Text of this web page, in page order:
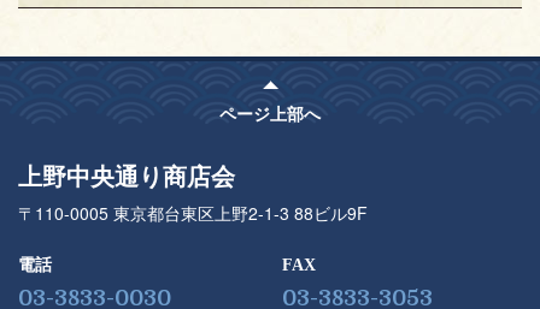
ページ上部へ
上野中央通り商店会
〒110-0005 東京都台東区上野2-1-3 88ビル9F
電話
03-3833-0030
FAX
03-3833-3053